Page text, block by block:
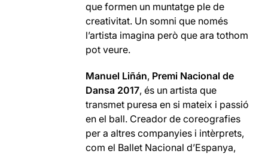
que formen un muntatge ple de
creativitat. Un somni que només
l’artista imagina però que ara tothom
pot veure.
Manuel Liñán, Premi Nacional de
Dansa 2017, és un artista que
transmet puresa en si mateix i passió
en el ball. Creador de coreografies
per a altres companyies i intèrprets,
com el Ballet Nacional d’Espanya,